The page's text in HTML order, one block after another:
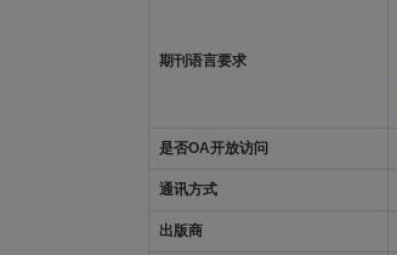
期刊语言要求
是否OA开放访问
通讯方式
出版商